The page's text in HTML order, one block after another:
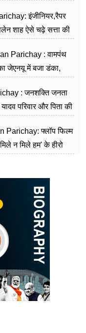
इंजीनियर,रैपर
शाह ऐसे चढ़े सत्ता की
Parichay : वामपंथ
जेएनयू में बजा डंका,
: जनशक्ति जनता
परिवार और पिता की
Parichay: फ्लॉप फिल्म
न मिले हम' के हीरो